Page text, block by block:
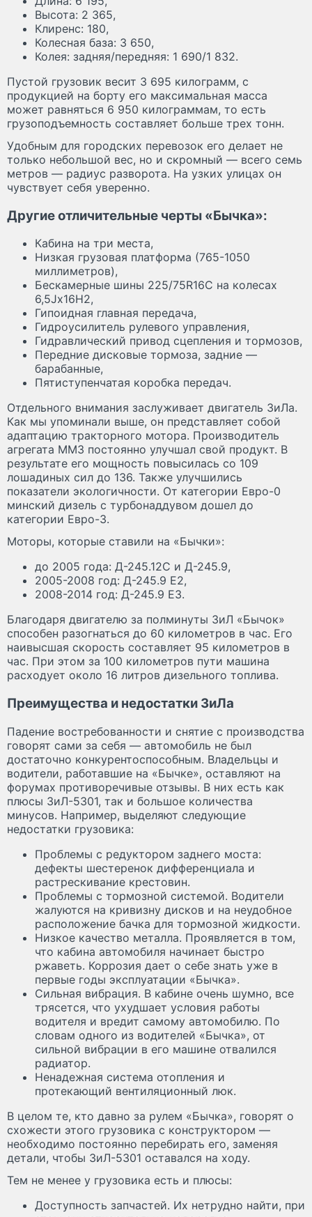
Высота: 2 365,
Клиренс: 180,
Колесная база: 3 650,
Колея: задняя/передняя: 1 690/1 832.
Пустой грузовик весит 3 695 килограмм, с
продукцией на борту его максимальная масса
может равняться 6 950 килограммам, то есть
грузоподъемность составляет больше трех тонн.
Удобным для городских перевозок его делает не
только небольшой вес, но и скромный — всего семь
метров — радиус разворота. На узких улицах он
чувствует себя уверенно.
Другие отличительные черты «Бычка»:
Кабина на три места,
Низкая грузовая платформа (765-1050
миллиметров),
Бескамерные шины 225/75R16С на колесах
6,5Jх16Н2,
Гипоидная главная передача,
Гидроусилитель рулевого управления,
Гидравлический привод сцепления и тормозов,
Передние дисковые тормоза, задние —
барабанные,
Пятиступенчатая коробка передач.
Отдельного внимания заслуживает двигатель ЗиЛа.
Как мы упоминали выше, он представляет собой
адаптацию тракторного мотора. Производитель
агрегата ММЗ постоянно улучшал свой продукт. В
результате его мощность повысилась со 109
лошадиных сил до 136. Также улучшились
показатели экологичности. От категории Евро-0
минский дизель с турбонаддувом дошел до
категории Евро-3.
Моторы, которые ставили на «Бычки»:
до 2005 года: Д-245.12С и Д-245.9,
2005-2008 год: Д-245.9 Е2,
2008-2014 год: Д-245.9 Е3.
Благодаря двигателю за полминуты ЗиЛ «Бычок»
способен разогнаться до 60 километров в час. Его
наивысшая скорость составляет 95 километров в
час. При этом за 100 километров пути машина
расходует около 16 литров дизельного топлива.
Преимущества и недостатки ЗиЛа
Падение востребованности и снятие с производства
говорят сами за себя — автомобиль не был
достаточно конкурентоспособным. Владельцы и
водители, работавшие на «Бычке», оставляют на
форумах противоречивые отзывы. В них есть как
плюсы ЗиЛ-5301, так и большое количества
минусов. Например, выделяют следующие
недостатки грузовика:
Проблемы с редуктором заднего моста:
дефекты шестеренок дифференциала и
растрескивание крестовин.
Проблемы с тормозной системой. Водители
жалуются на кривизну дисков и на неудобное
расположение бачка для тормозной жидкости.
Низкое качество металла. Проявляется в том,
что кабина автомобиля начинает быстро
ржаветь. Коррозия дает о себе знать уже в
первые годы эксплуатации «Бычка».
Сильная вибрация. В кабине очень шумно, все
трясется, что ухудшает условия работы
водителя и вредит самому автомобилю. По
словам одного из водителей «Бычка», от
сильной вибрации в его машине отвалился
радиатор.
Ненадежная система отопления и
протекающий вентиляционный люк.
В целом те, кто давно за рулем «Бычка», говорят о
схожести этого грузовика с конструктором —
необходимо постоянно перебирать его, заменяя
детали, чтобы ЗиЛ-5301 оставался на ходу.
Тем не менее у грузовика есть и плюсы:
Доступность запчастей. Их нетрудно найти, при